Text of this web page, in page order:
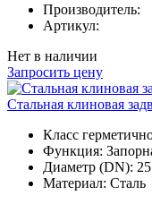
Производитель:
Артикул:
Нет в наличии
Запросить цену
Стальная клиновая
Класс
Функция:
Диаметр (DN): 25
Материал: Сталь